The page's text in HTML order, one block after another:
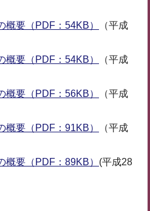
概要（PDF：54KB）
（平成
概要（PDF：54KB）
（平成
概要（PDF：56KB）
（平成
概要（PDF：91KB）
（平成
概要（PDF：89KB） (平成28